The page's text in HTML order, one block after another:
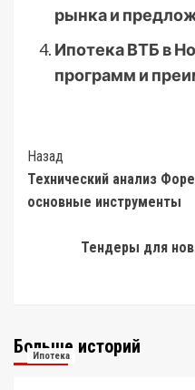
рынка и
Ипотека ВТБ в
программ и
Post
Navigation
Назад
Технический анализ
основные инструменты
Тендеры для
Больше историй
Ипотека